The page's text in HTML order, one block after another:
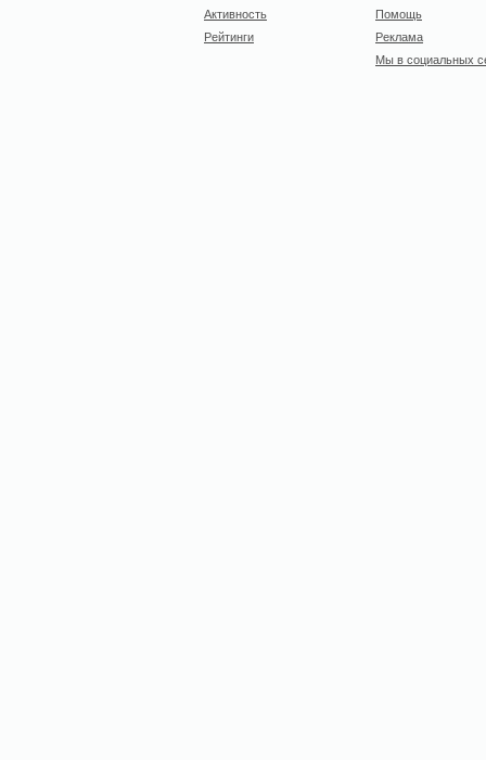
Активность
Рейтинги
Помощь
Реклама
Мы в социальных